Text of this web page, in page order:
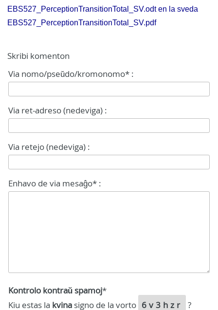
EBS527_PerceptionTransitionTotal_SV.odt en la sveda
EBS527_PerceptionTransitionTotal_SV.pdf
Skribi komenton
Via nomo/pseŭdo/kromonomo* :
Via ret-adreso (nedeviga) :
Via retejo (nedeviga) :
Enhavo de via mesaĝo* :
Kontrolo kontraŭ spamoj*
Kiu estas la kvina signo de la vorto 6v3hzr ?